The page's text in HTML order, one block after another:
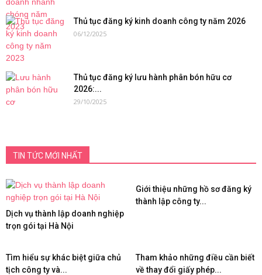
Thủ tục đăng ký kinh doanh công ty năm 2026
06/12/2025
Thủ tục đăng ký lưu hành phân bón hữu cơ
2026:...
29/10/2025
TIN TỨC MỚI NHẤT
Dịch vụ thành lập doanh nghiệp
trọn gói tại Hà Nội
Giới thiệu những hồ sơ đăng ký
thành lập công ty...
Tìm hiểu sự khác biệt giữa chủ
tịch công ty và...
Tham khảo những điều cần biết
về thay đổi giấy phép...